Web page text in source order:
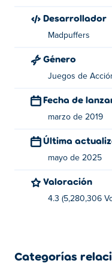
cuando la rueda
o la moto se inclina
Las sierras, las
móviles y los
chocar si vas
velocidad antes de
acelerador a fondo
Lo harás mejor si
los saltos:
Desarrollador
Madpuffers
Género
Juegos de
Fecha de
marzo de 2019
Última
mayo de 2025
Valoración
4.3 (5,280,306
Categorías